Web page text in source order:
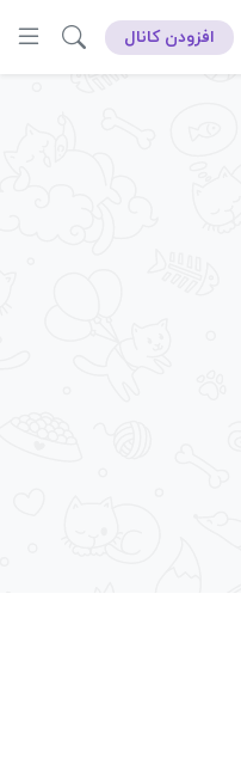
افزودن کانال